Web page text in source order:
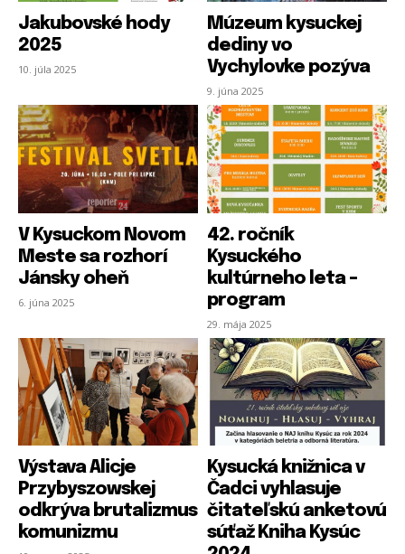
PRIHLÁSIŤ SA ZAREGISTROVAŤ SA
*
R
e
m
e
m
b
r
E
-
m
a
l
E-mail*
Heslo*
R
m
e
m
b
e
r
m
PRIHLÁSIŤ SA
PRIHLÁSIŤ SA ZAREGISTROVAŤ SA
E-mail*
Heslo*
*
m
e
m
b
e
r
*
R
m
e
m
b
e
r
m
PRIHLÁSIŤ SA
Jakubovské hody
2025
10. júla 2025
Múzeum kysuckej
dediny vo
Vychylovke pozýva
9. júna 2025
V Kysuckom Novom
Meste sa rozhorí
Jánsky oheň
6. júna 2025
42. ročník
Kysuckého
kultúrneho leta –
program
29. mája 2025
Výstava Alicje
Przybyszowskej
odkrýva brutalizmus
komunizmu
Kysucká knižnica v
Čadci vyhlasuje
čitateľskú anketovú
súťaž Kniha Kysúc